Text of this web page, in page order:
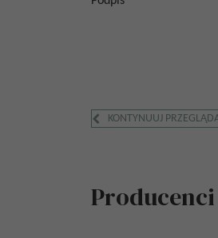
KONTYNUUJ
Producenci